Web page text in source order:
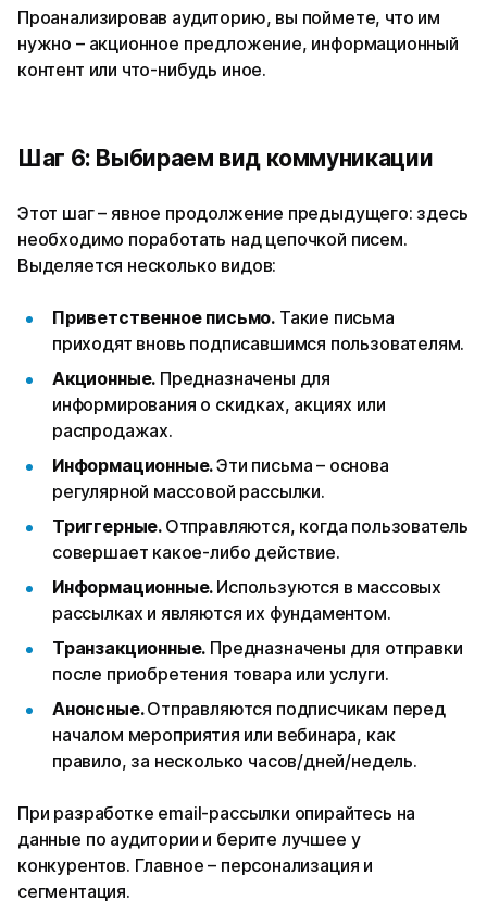
Проанализировав аудиторию, вы поймете, что им
нужно – акционное предложение, информационный
контент или что-нибудь иное.
Шаг 6: Выбираем вид коммуникации
Этот шаг – явное продолжение предыдущего: здесь
необходимо поработать над цепочкой писем.
Выделяется несколько видов:
Приветственное письмо. Такие письма
приходят вновь подписавшимся пользователям.
Акционные. Предназначены для
информирования о скидках, акциях или
распродажах.
Информационные.Эти письма – основа
регулярной массовой рассылки.
Триггерные. Отправляются, когда пользователь
совершает какое-либо действие.
Информационные. Используются в массовых
рассылках и являются их фундаментом.
Транзакционные. Предназначены для отправки
после приобретения товара или услуги.
Анонсные.Отправляются подписчикам перед
началом мероприятия или вебинара, как
правило, за несколько часов/дней/недель.
При разработке email-рассылки опирайтесь на
данные по аудитории и берите лучшее у
конкурентов. Главное – персонализация и
сегментация.